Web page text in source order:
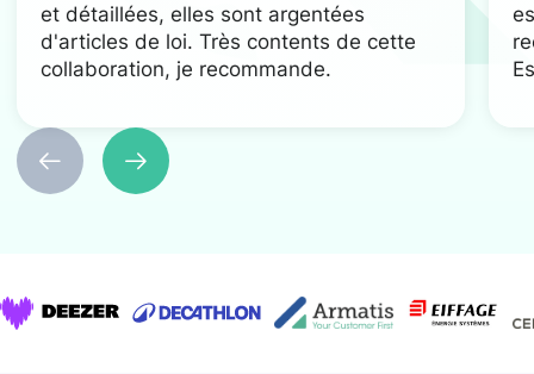
et détaillées, elles sont argentées
d'articles de loi. Très contents de cette
collaboration, je recommande.